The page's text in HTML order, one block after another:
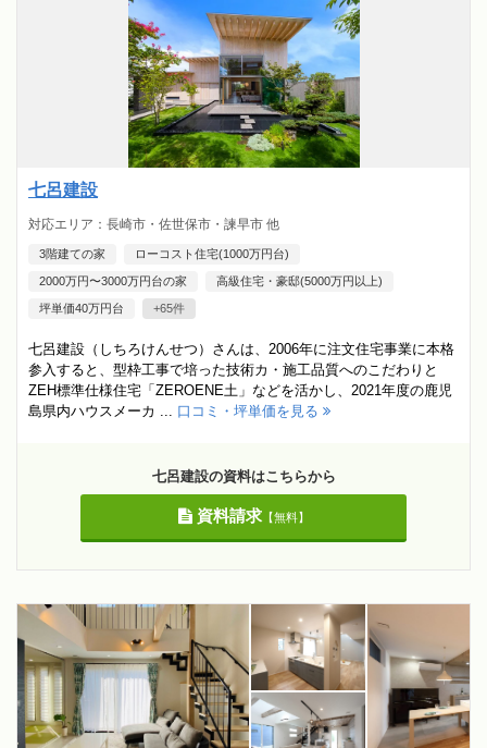
七呂建設
対応エリア：長崎市・佐世保市・諫早市 他
3階建ての家 ローコスト住宅(1000万円台)
2000万円〜3000万円台の家 高級住宅・豪邸(5000万円以上)
坪単価40万円台 +65件
七呂建設（しちろけんせつ）さんは、2006年に注文住宅事業に本格
参入すると、型枠工事で培った技術カ・施工品質へのこだわりと
ZEH標準仕様住宅「ZEROENE土」などを活かし、2021年度の鹿児
島県内ハウスメーカ ... 口コミ・坪単価を見る
七呂建設の資料はこちらから
資料請求【無料】